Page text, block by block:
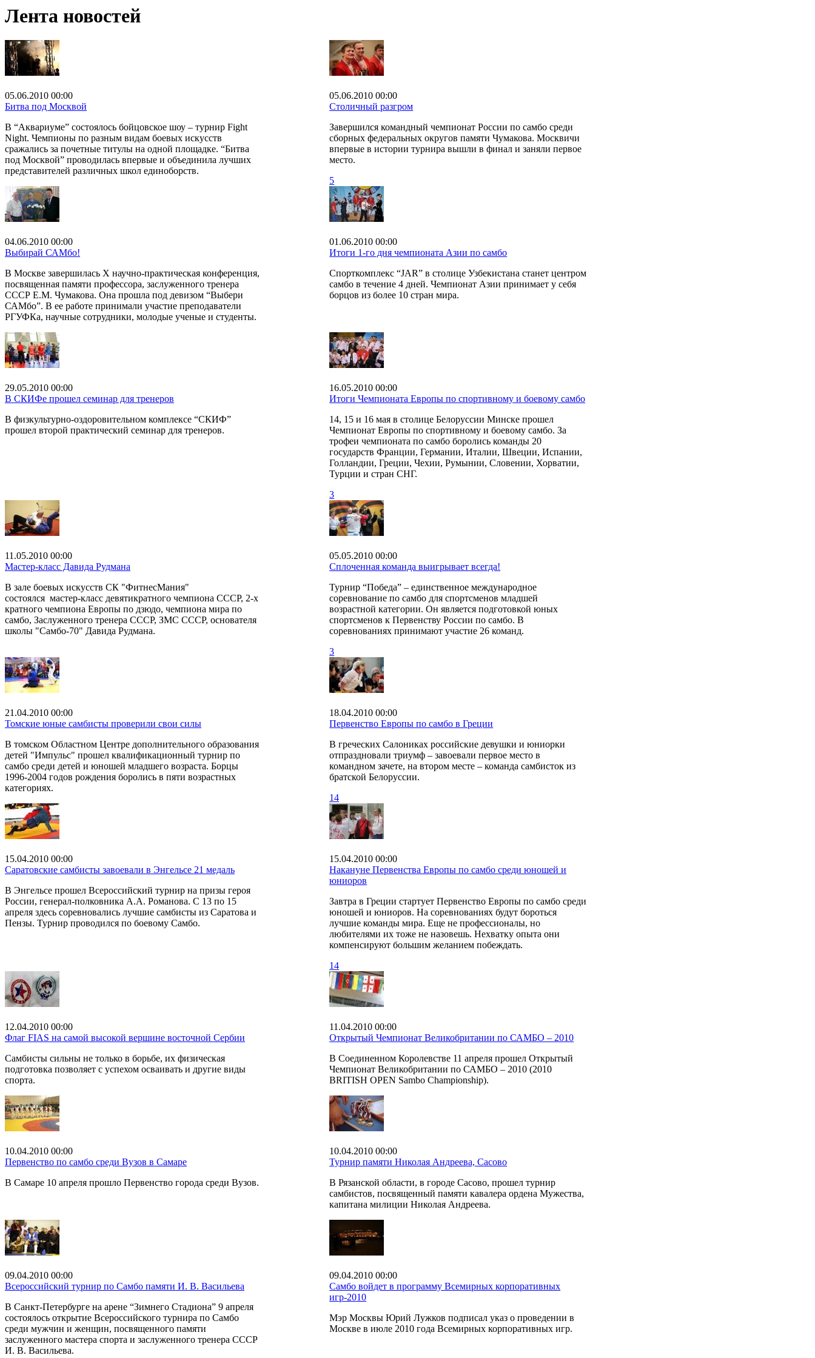
Лента новостей
05.06.2010 00:00
Битва под Москвой
В “Аквариуме” состоялось бойцовское шоу – турнир Fight
Night. Чемпионы по разным видам боевых искусств
сражались за почетные титулы на одной площадке. “Битва
под Москвой” проводилась впервые и объединила лучших
представителей различных школ единоборств.
05.06.2010 00:00
Столичный разгром
Завершился командный чемпионат России по самбо среди
сборных федеральных округов памяти Чумакова. Москвичи
впервые в истории турнира вышли в финал и заняли первое
место.
5
04.06.2010 00:00
Выбирай САМбо!
В Москве завершилась X научно-практическая конференция,
посвященная памяти профессора, заслуженного тренера
СССР Е.М. Чумакова. Она прошла под девизом “Выбери
САМбо”. В ее работе принимали участие преподаватели
РГУФКа, научные сотрудники, молодые ученые и студенты.
01.06.2010 00:00
Итоги 1-го дня чемпионата Азии по самбо
Спорткомплекс “JAR” в столице Узбекистана станет центром
самбо в течение 4 дней. Чемпионат Азии принимает у себя
борцов из более 10 стран мира.
29.05.2010 00:00
В СКИФе прошел семинар для тренеров
В физкультурно-оздоровительном комплексе “СКИФ”
прошел второй практический семинар для тренеров.
16.05.2010 00:00
Итоги Чемпионата Европы по спортивному и боевому самбо
14, 15 и 16 мая в столице Белоруссии Минске прошел
Чемпионат Европы по спортивному и боевому самбо. За
трофеи чемпионата по самбо боролись команды 20
государств Франции, Германии, Италии, Швеции, Испании,
Голландии, Греции, Чехии, Румынии, Словении, Хорватии,
Турции и стран СНГ.
3
11.05.2010 00:00
Мастер-класс Давида Рудмана
В зале боевых искусств СК "ФитнесМания"
состоялся мастер-класс девятикратного чемпиона СССР, 2-х
кратного чемпиона Европы по дзюдо, чемпиона мира по
самбо, Заслуженного тренера СССР, ЗМС СССР, основателя
школы "Самбо-70" Давида Рудмана.
05.05.2010 00:00
Сплоченная команда выигрывает всегда!
Турнир “Победа” – единственное международное
соревнование по самбо для спортсменов младшей
возрастной категории. Он является подготовкой юных
спортсменов к Первенству России по самбо. В
соревнованиях принимают участие 26 команд.
3
21.04.2010 00:00
Томские юные самбисты проверили свои силы
В томском Областном Центре дополнительного образования
детей "Импульс" прошел квалификационный турнир по
самбо среди детей и юношей младшего возраста. Борцы
1996-2004 годов рождения боролись в пяти возрастных
категориях.
18.04.2010 00:00
Первенство Европы по самбо в Греции
В греческих Салониках российские девушки и юниорки
отпраздновали триумф – завоевали первое место в
командном зачете, на втором месте – команда самбисток из
братской Белоруссии.
14
15.04.2010 00:00
Саратовские самбисты завоевали в Энгельсе 21 медаль
В Энгельсе прошел Всероссийский турнир на призы героя
России, генерал-полковника А.А. Романова. С 13 по 15
апреля здесь соревновались лучшие самбисты из Саратова и
Пензы. Турнир проводился по боевому Самбо.
15.04.2010 00:00
Накануне Первенства Европы по самбо среди юношей и
юниоров
Завтра в Греции стартует Первенство Европы по самбо среди
юношей и юниоров. На соревнованиях будут бороться
лучшие команды мира. Еще не профессионалы, но
любителями их тоже не назовешь. Нехватку опыта они
компенсируют большим желанием побеждать.
14
12.04.2010 00:00
Флаг FIAS на самой высокой вершине восточной Сербии
Самбисты сильны не только в борьбе, их физическая
подготовка позволяет с успехом осваивать и другие виды
спорта.
11.04.2010 00:00
Открытый Чемпионат Великобритании по САМБО – 2010
В Соединенном Королевстве 11 апреля прошел Открытый
Чемпионат Великобритании по САМБО – 2010 (2010
BRITISH OPEN Sambo Championship).
10.04.2010 00:00
Первенство по самбо среди Вузов в Самаре
В Самаре 10 апреля прошло Первенство города среди Вузов.
10.04.2010 00:00
Турнир памяти Николая Андреева, Сасово
В Рязанской области, в городе Сасово, прошел турнир
самбистов, посвященный памяти кавалера ордена Мужества,
капитана милиции Николая Андреева.
09.04.2010 00:00
Всероссийский турнир по Самбо памяти И. В. Васильева
В Санкт-Петербурге на арене “Зимнего Стадиона” 9 апреля
состоялось открытие Всероссийского турнира по Самбо
среди мужчин и женщин, посвященного памяти
заслуженного мастера спорта и заслуженного тренера СССР
И. В. Васильева.
09.04.2010 00:00
Самбо войдет в программу Всемирных корпоративных
игр-2010
Мэр Москвы Юрий Лужков подписал указ о проведении в
Москве в июле 2010 года Всемирных корпоративных игр.